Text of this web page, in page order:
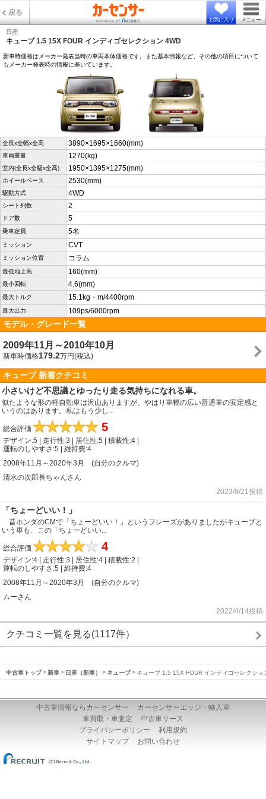
戻る
お気に入り メニュー
日産
キューブ 1.5 15X FOUR インディゴセレクション 4WD
新車時価格はメーカー発表当時の車両本体価格です。また基本情報など、その他の項目について
もメーカー発表時の情報に基いています。
全長x全幅x全高 3890×1695×1660(mm)
車両重量 1270(kg)
室内(全長x全幅x全高) 1950×1395×1275(mm)
ホイールベース 2530(mm)
駆動方式 4WD
シート列数 2
ドア数 5
乗車定員 5名
ミッション CVT
ミッション位置 コラム
最低地上高 160(mm)
最小回転 4.6(mm)
最大トルク 15.1kg・m/4400rpm
最大出力 109ps/6000rpm
モデル・グレード一覧
2009年11月～2010年10月
新車時価格179.2万円(税込)
キューブ 新着クチコミ
小さいけど不思議とゆったり走る気持ちになれる車。
似たような形の軽自動車は沢山ありますが、やはり車幅の広い普通車の安定感と
いうのはあります。私はもう少し...
総合評価 ★★★★★ 5
デザイン:5 | 走行性:3 | 居住性:5 | 積載性:4 |
運転のしやすさ:5 | 維持費:4
2008年11月～2020年3月 (自分のクルマ)
清水の次郎長ちゃんさん
2023/8/21投稿
「ちょーどいい！」
昔ホンダのCMで「ちょーどいい！」というフレーズがありましたがキューブと
いう車も、この「ちょーどいい...
総合評価 ★★★★★ 4
デザイン:4 | 走行性:3 | 居住性:4 | 積載性:2 |
運転のしやすさ:5 | 維持費:4
2008年11月～2020年3月 (自分のクルマ)
ムーさん
2022/4/14投稿
クチコミ一覧を見る(1117件）
中古車トップ 新車 日産（新車） キューブ キューブ 1.5 15X FOUR インディゴセレクショ
中古車情報ならカーセンサー
カーセンサーエッジ・輸入車
車買取・車査定
中古車リース
プライバシーポリシー
利用規約
サイトマップ
お問い合わせ